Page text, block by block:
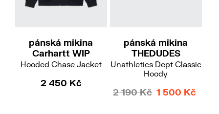
pánská mikina
Carhartt WIP
Hooded Chase Jacket
2 450 Kč
pánská mikina
THEDUDES
Unathletics Dept Classic
Hoody
2 190 Kč 1 500 Kč